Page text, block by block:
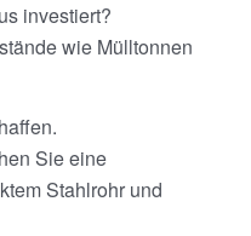
investiert?
wie Mülltonnen
Sie eine
Stahlrohr und